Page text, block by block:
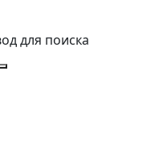
для поиска